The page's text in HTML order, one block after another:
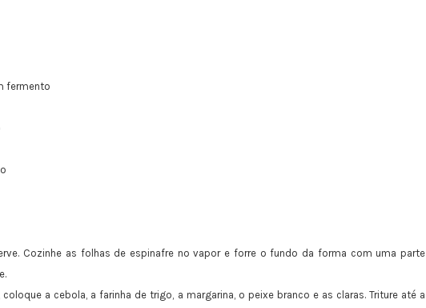
fermento
Cozinhe as folhas de espinafre no vapor e forre o fundo da forma com uma parte
a cebola, a farinha de trigo, a margarina, o peixe branco e as claras. Triture até a